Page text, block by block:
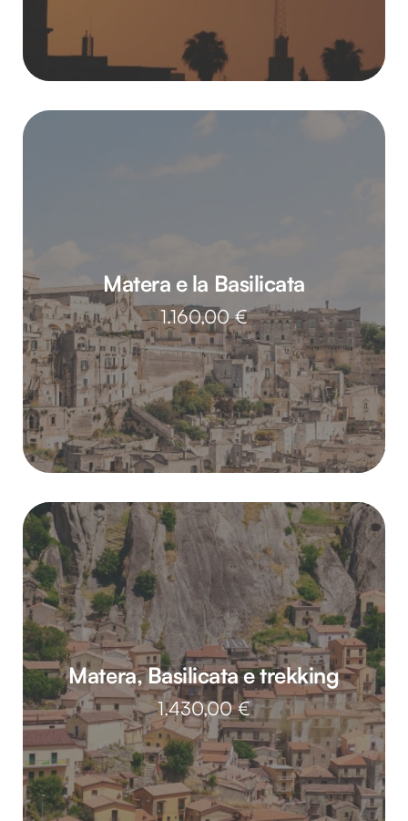
Matera e la Basilicata
1.160,00€
Matera, Basilicata e trekking
1.430,00€